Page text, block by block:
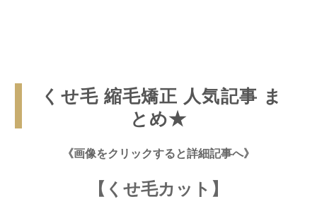
くせ毛 縮毛矯正 人気記事 ま
とめ★
《画像をクリックすると詳細記事へ》
【くせ毛カット】